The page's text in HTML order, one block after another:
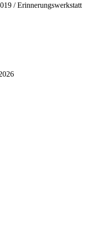
/ Erinnerungswerkstatt